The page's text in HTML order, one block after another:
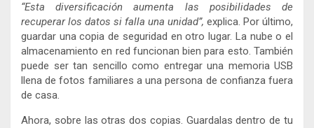
“Esta diversificación aumenta las posibilidades de
recuperar los datos si falla una unidad”, explica. Por último,
guardar una copia de seguridad en otro lugar. La nube o el
almacenamiento en red funcionan bien para esto. También
puede ser tan sencillo como entregar una memoria USB
llena de fotos familiares a una persona de confianza fuera
de casa.
Ahora, sobre las otras dos copias. Guardalas dentro de tu